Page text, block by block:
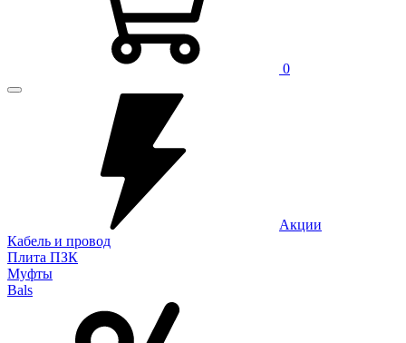
0
Акции
Кабель и провод
Плита ПЗК
Муфты
Bals